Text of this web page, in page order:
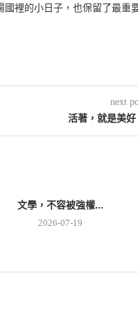
國裡的小日子，也保留了最重
next
活著，就是美好
文學，不容被強權...
2026-07-19